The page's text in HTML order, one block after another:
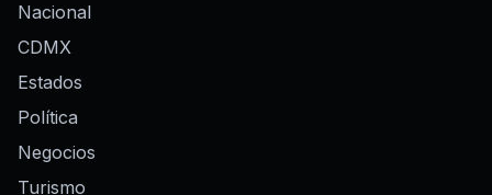
Nacional
CDMX
Estados
Política
Negocios
Turismo